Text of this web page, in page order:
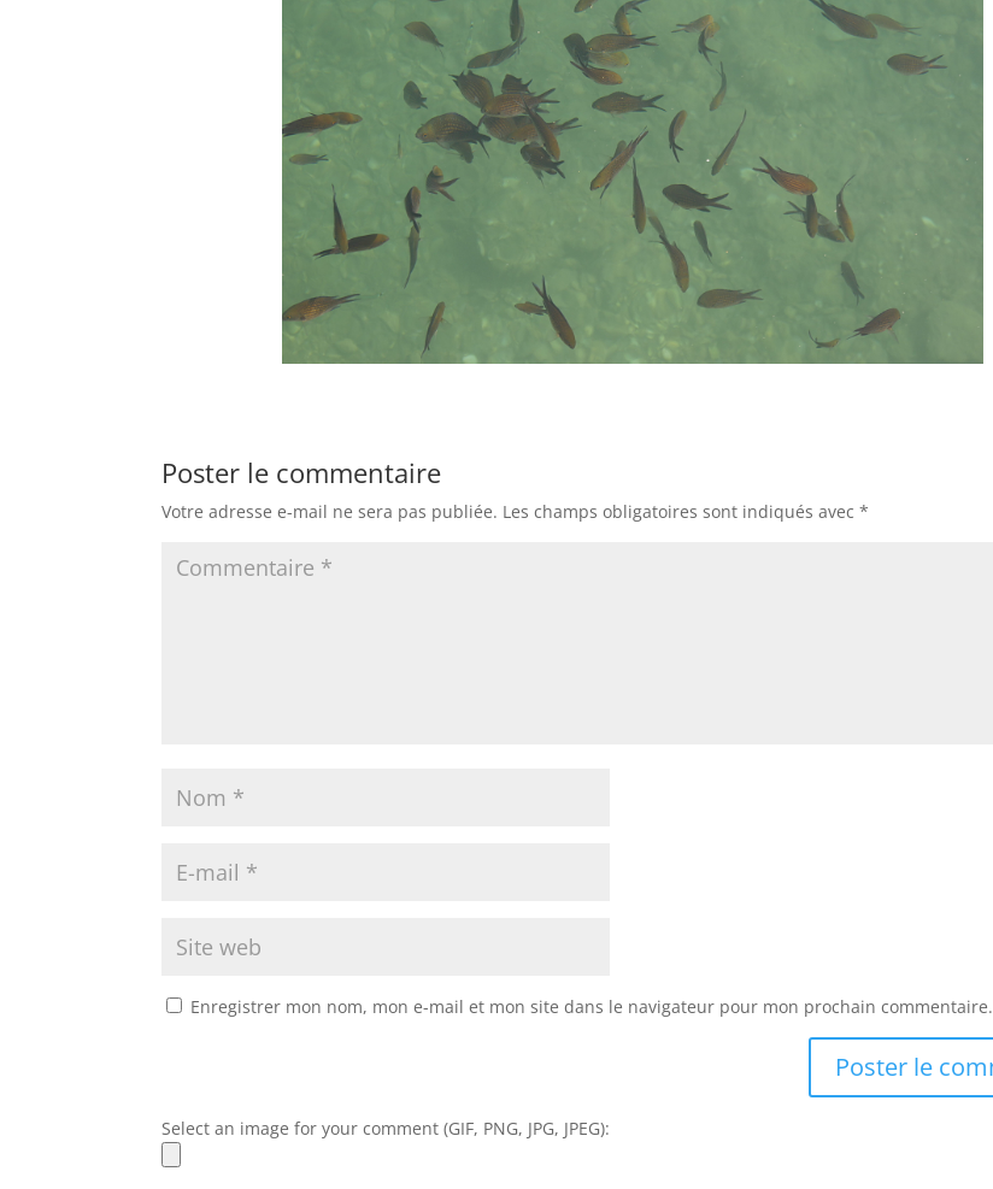
Poster le commentaire
Votre adresse e-mail ne sera pas publiée. Les champs obligatoires sont indiqués avec*
Enregistrer mon nom, mon e-mail et mon site dans le navigateur pour mon prochain commentaire.
Select an image for your comment (GIF, PNG, JPG, JPEG):